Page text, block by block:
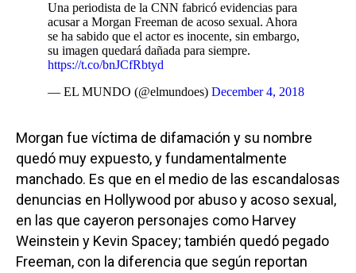
Una periodista de la CNN fabricó evidencias para
acusar a Morgan Freeman de acoso sexual. Ahora
se ha sabido que el actor es inocente, sin embargo,
su imagen quedará dañada para siempre.
https://t.co/bnJCfRbtyd
— EL MUNDO (@elmundoes) December 4, 2018
Morgan fue víctima de difamación y su nombre
quedó muy expuesto, y fundamentalmente
manchado. Es que en el medio de las escandalosas
denuncias en Hollywood por abuso y acoso sexual,
en las que cayeron personajes como Harvey
Weinstein y Kevin Spacey; también quedó pegado
Freeman, con la diferencia que según reportan